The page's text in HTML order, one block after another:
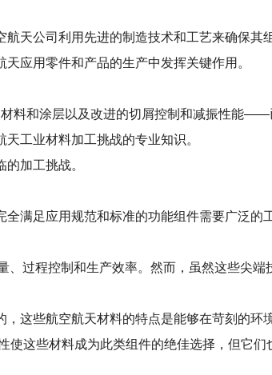
天公司利用先进的制造技术和工艺来确保其
应用零件和产品的生产中发挥关键作用。
和涂层以及改进的切屑控制和减振性能——
工业材料加工挑战的专业知识。
加工挑战。
满足应用规范和标准的功能组件需要广泛的
过程控制和生产效率。然而，虽然这些尖端
这些航空航天材料的特点是能够在苛刻的环
这些材料成为此类组件的绝佳选择，但它